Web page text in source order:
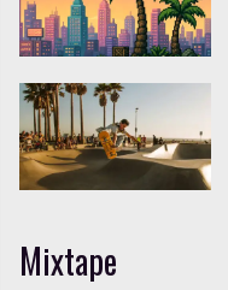
Mixtape